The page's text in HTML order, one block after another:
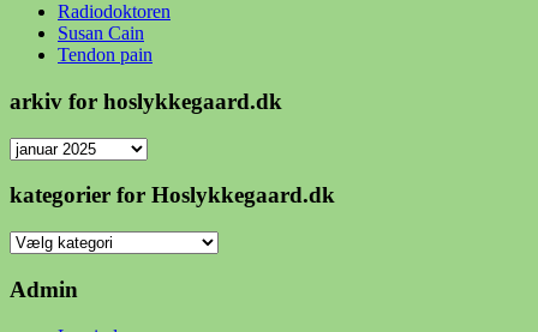
Radiodoktoren
Susan Cain
Tendon pain
arkiv for hoslykkegaard.dk
arkiv
hoslykkegaard.dk
kategorier for Hoslykkegaard.dk
kategorier
Hoslykkegaard.dk
Admin